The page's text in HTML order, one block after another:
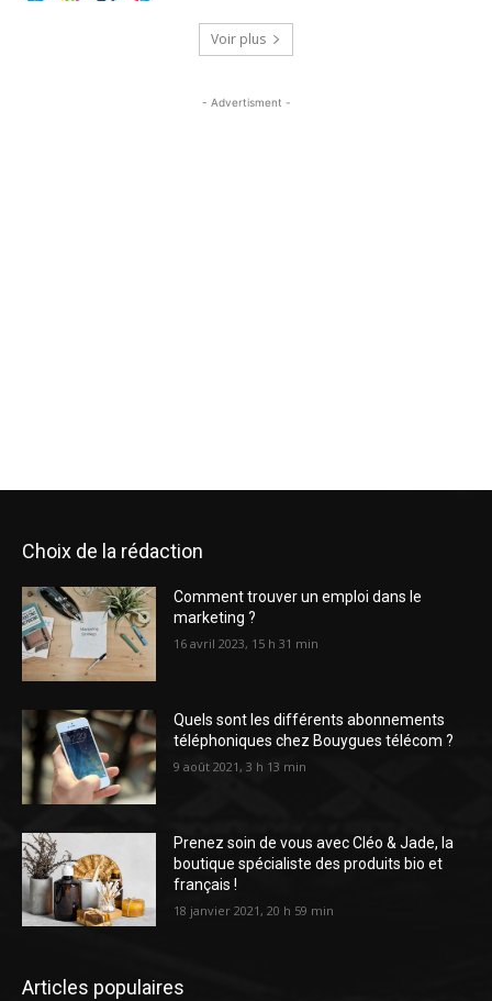
Voir plus
- Advertisment -
Choix de la rédaction
Comment trouver un emploi dans le
marketing ?
16 avril 2023, 15 h 31 min
Quels sont les différents abonnements
téléphoniques chez Bouygues télécom ?
9 août 2021, 3 h 13 min
Prenez soin de vous avec Cléo & Jade, la
boutique spécialiste des produits bio et
français !
18 janvier 2021, 20 h 59 min
Articles populaires